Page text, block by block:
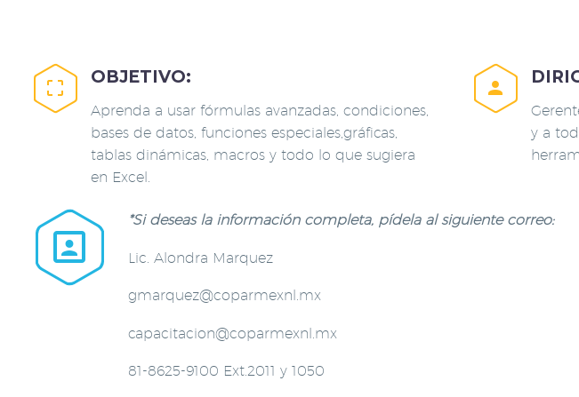


OBJETIVO:
Aprenda a usar fórmulas avanzadas, condiciones,
bases de datos, funciones especiales,gráficas,
tablas dinámicas, macros y todo lo que sugiera
en Excel.


y a


*Si deseas la información completa, pídela al siguiente correo:
Lic. Alondra Marquez
gmarquez@coparmexnl.mx
capacitacion@coparmexnl.mx
81-8625-9100 Ext.2011 y 1050